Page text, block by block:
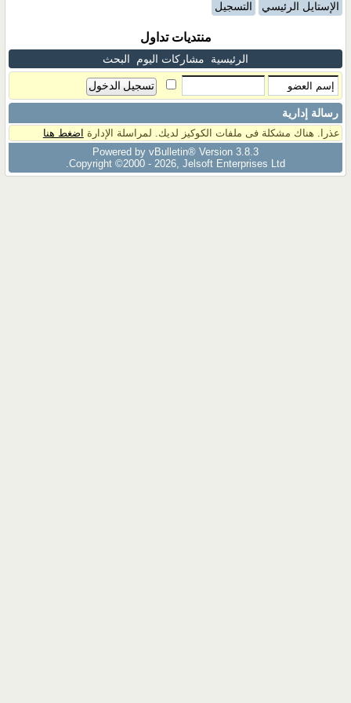
الإستايل الرئيسي التسجيل
منتديات تداول
الرئيسية مشاركات اليوم البحث
رسالة إدارية
عذرا. هناك مشكلة فى ملفات الكوكيز لديك. لمراسلة الإدارة اضغط هنا
Powered by vBulletin® Version 3.8.3
Copyright ©2000 - 2026, Jelsoft Enterprises Ltd.